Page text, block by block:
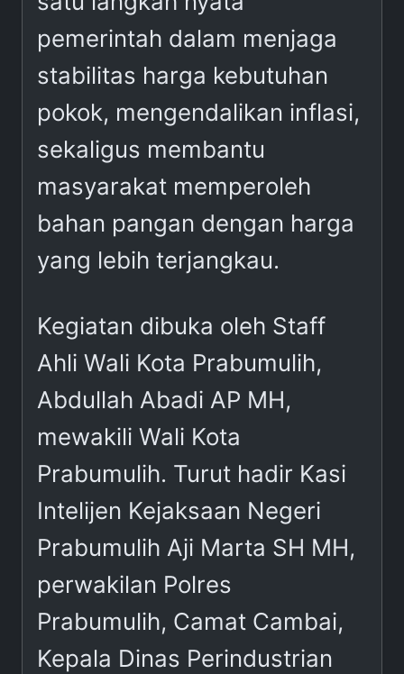
pemerintah dalam menjaga
stabilitas harga kebutuhan
pokok, mengendalikan inflasi,
sekaligus membantu
masyarakat memperoleh
bahan pangan dengan harga
yang lebih terjangkau.
Kegiatan dibuka oleh Staff
Ahli Wali Kota Prabumulih,
Abdullah Abadi AP MH,
mewakili Wali Kota
Prabumulih. Turut hadir Kasi
Intelijen Kejaksaan Negeri
Prabumulih Aji Marta SH MH,
perwakilan Polres
Prabumulih, Camat Cambai,
Kepala Dinas Perindustrian